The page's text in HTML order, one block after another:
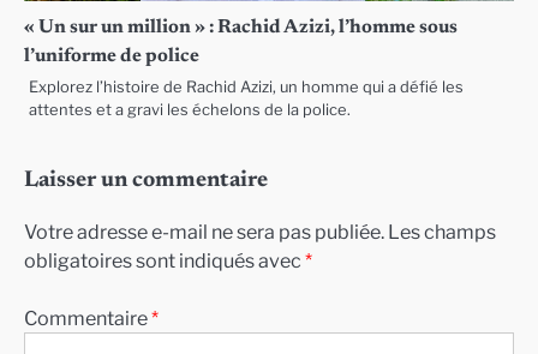
« Un sur un million » : Rachid Azizi, l’homme sous
l’uniforme de police
Explorez l’histoire de Rachid Azizi, un homme qui a défié les
attentes et a gravi les échelons de la police.
Laisser un commentaire
Votre adresse e-mail ne sera pas publiée. Les champs
obligatoires sont indiqués avec *
Commentaire*